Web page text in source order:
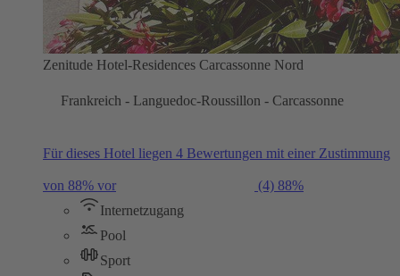
Zenitude Hotel-Residences Carcassonne Nord
Frankreich - Languedoc-Roussillon - Carcassonne
Für dieses Hotel liegen 4 Bewertungen mit einer Zustimmung
von 88% vor (4) 88%
Internetzugang
Pool
Sport